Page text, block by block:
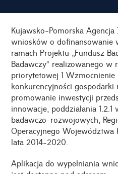
Kujawsko-Pomorska Agencja
wniosków o
ramach Projektu „Fundusz
Badawczy” realizowanego w
priorytetowej 1
konkurencyjności gospodarki
promowanie inwestycji
innowacje, poddziałania
badawczo-rozwojowych,
Operacyjnego Województwa
lata 2014-2020.
Aplikacja do wypełniania